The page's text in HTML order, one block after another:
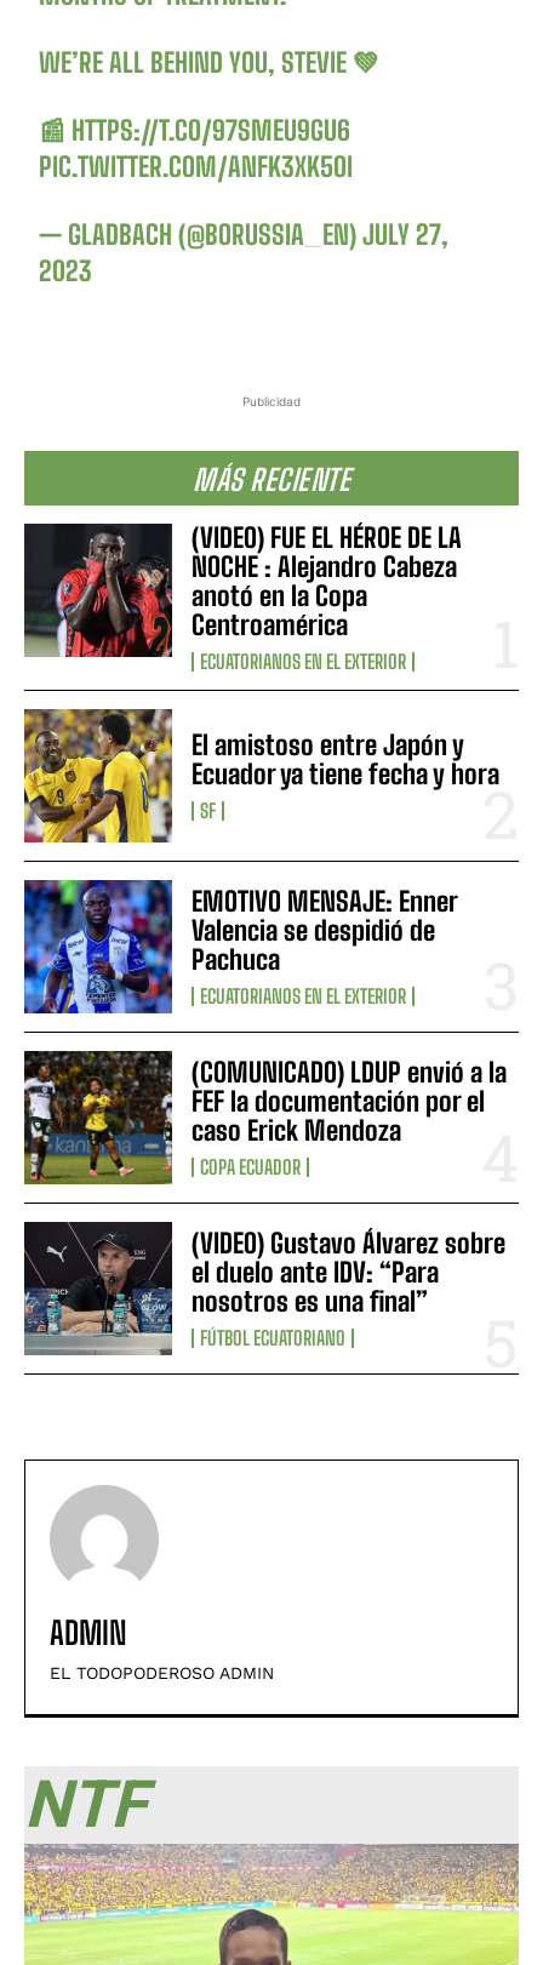
Publicidad
MÁS RECIENTE
(VIDEO) FUE EL HÉROE DE LA
NOCHE : Alejandro Cabeza
anotó en la Copa
Centroamérica
ECUATORIANOS EN EL EXTERIOR
El amistoso entre Japón y
Ecuador ya tiene fecha y hora
SF
EMOTIVO MENSAJE: Enner
Valencia se despidió de
Pachuca
ECUATORIANOS EN EL EXTERIOR
(COMUNICADO) LDUP envió a la
FEF la documentación por el
caso Erick Mendoza
COPA ECUADOR
(VIDEO) Gustavo Álvarez sobre
el duelo ante IDV: “Para
nosotros es una final”
FÚTBOL ECUATORIANO
WE’RE ALL BEHIND YOU, STEVIE 💚
📰 HTTPS://T.CO/97SMEU9GU6
PIC.TWITTER.COM/ANFK3XK5OI
— GLADBACH (@BORUSSIA_EN)JULY 27,
2023
ADMIN
EL TODOPODEROSO ADMIN
NTF